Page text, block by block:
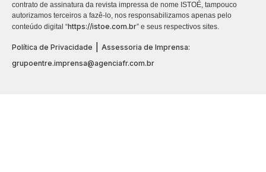
contrato de assinatura da revista impressa de nome ISTOÉ, tampouco
autorizamos terceiros a fazê-lo, nos responsabilizamos apenas pelo
conteúdo digital “https://istoe.com.br” e seus respectivos sites.
Política de Privacidade
Assessoria de Imprensa:
grupoentre.imprensa@agenciafr.com.br